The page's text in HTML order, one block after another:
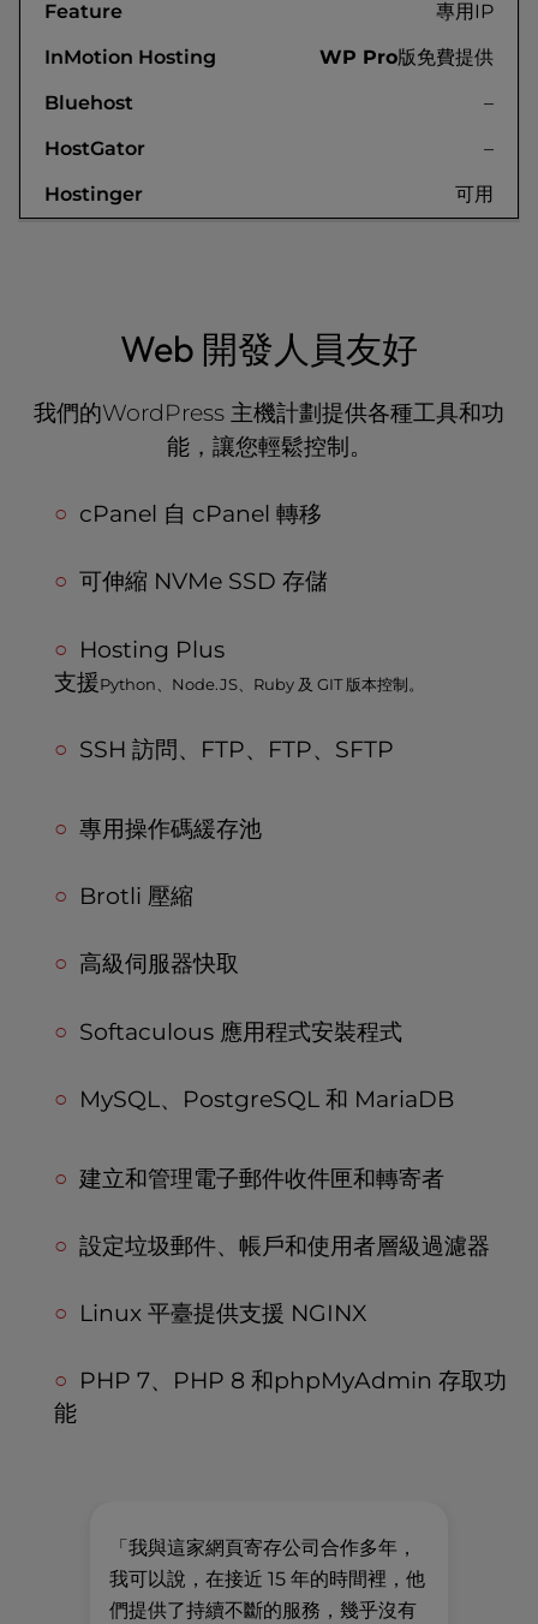
專用IP
WP Pro版免費提供
–
–
可用
Web 開發人員友好
我們的WordPress 主機計劃提供各種工具和功
能，讓您輕鬆控制。
cPanel 自 cPanel 轉移
可伸縮 NVMe SSD 存儲
Hosting Plus
支援Python、Node.JS、Ruby 及 GIT 版本控制。
SSH 訪問、FTP、FTP、SFTP
專用操作碼緩存池
Brotli 壓縮
高級伺服器快取
Softaculous 應用程式安裝程式
MySQL、PostgreSQL 和 MariaDB
建立和管理電子郵件收件匣和轉寄者
設定垃圾郵件、帳戶和使用者層級過濾器
Linux 平臺提供支援 NGINX
PHP 7、PHP 8 和phpMyAdmin 存取功
能
「我與這家網頁寄存公司合作多年，
我可以說，在接近 15 年的時間裡，他
們提供了持續不斷的服務，幾乎沒有